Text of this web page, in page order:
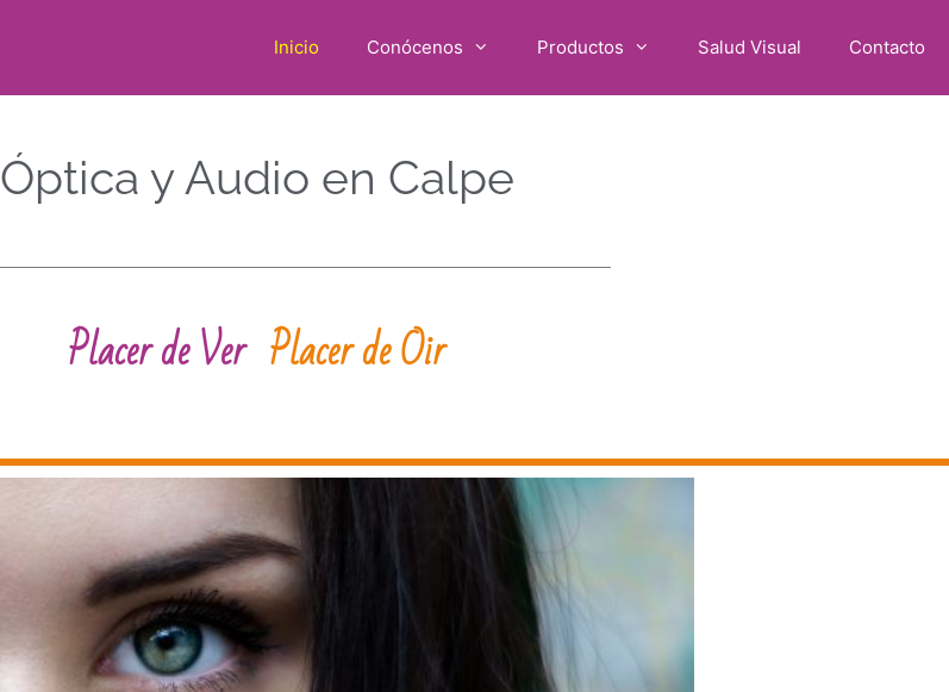
Inicio Conócenos Productos Salud Visual Contacto
Óptica y Audio en Calpe
Placer de Ver Placer de Oir